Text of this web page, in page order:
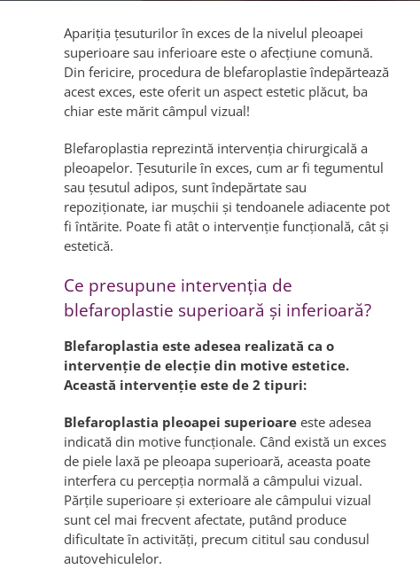
Apariția țesuturilor în exces de la nivelul pleoapei
superioare sau inferioare este o afecțiune comună.
Din fericire, procedura de blefaroplastie îndepărtează
acest exces, este oferit un aspect estetic plăcut, ba
chiar este mărit câmpul vizual!
Blefaroplastia reprezintă intervenţia chirurgicală a
pleoapelor. Ţesuturile în exces, cum ar fi tegumentul
sau ţesutul adipos, sunt îndepărtate sau
repoziţionate, iar muşchii şi tendoanele adiacente pot
fi întărite. Poate fi atât o intervenţie funcţională, cât şi
estetică.
Ce presupune intervenţia de
blefaroplastie superioară şi inferioară?
Blefaroplastia este adesea realizată ca o
intervenţie de elecţie din motive estetice.
Această intervenţie este de 2 tipuri:
Blefaroplastia pleoapei superioare este adesea
indicată din motive funcţionale. Când există un exces
de piele laxă pe pleoapa superioară, aceasta poate
interfera cu percepţia normală a câmpului vizual.
Părţile superioare şi exterioare ale câmpului vizual
sunt cel mai frecvent afectate, putând produce
dificultate în activităţi, precum cititul sau condusul
autovehiculelor.